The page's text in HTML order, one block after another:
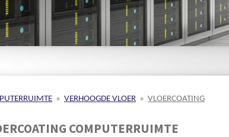
» VERHOOGDE VLOER » VLOERCOATING
COMPUTERRUIMTE